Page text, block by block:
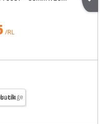
/RL